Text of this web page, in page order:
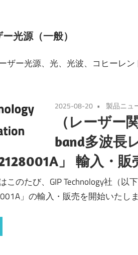
光源（一般）
ザー光源、光、光波、コヒーレン
2025-08-20 製品ニュ
（レーザー
band多波長
」 輸入・
このたび、GIP Technology社（以
」の輸入・販売を開始いたし